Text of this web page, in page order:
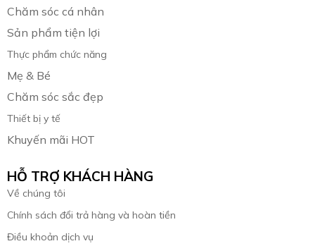
Chăm sóc cá nhân
Sản phẩm tiện lợi
Thực phẩm chức năng
Mẹ & Bé
Chăm sóc sắc đẹp
Thiết bị y tế
Khuyến mãi HOT
HỖ TRỢ KHÁCH HÀNG
Về chúng tôi
Chính sách đổi trả hàng và hoàn tiền
Điều khoản dịch vụ